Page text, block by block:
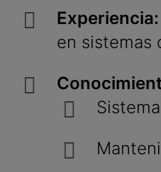
Experiencia:
en sistemas